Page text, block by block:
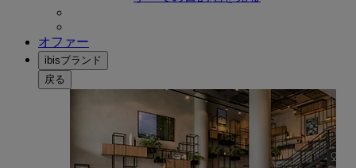
オファー
ibisブランド
戻る